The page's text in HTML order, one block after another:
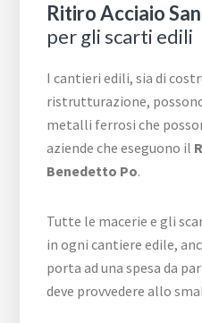
Ritiro Acciaio
per gli scarti edili
I cantieri edili, sia di
ristrutturazione,
metalli ferrosi che
aziende che eseguono il
Benedetto Po.
Tutte le macerie e gli
in ogni cantiere edile,
porta ad una spesa da
deve provvedere allo